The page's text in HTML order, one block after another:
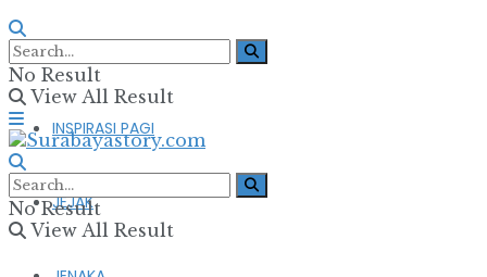
FIKSI & PUISI
INSPIRASI PAGI
JEJAK
No Result
View All Result
No Result
View All Result